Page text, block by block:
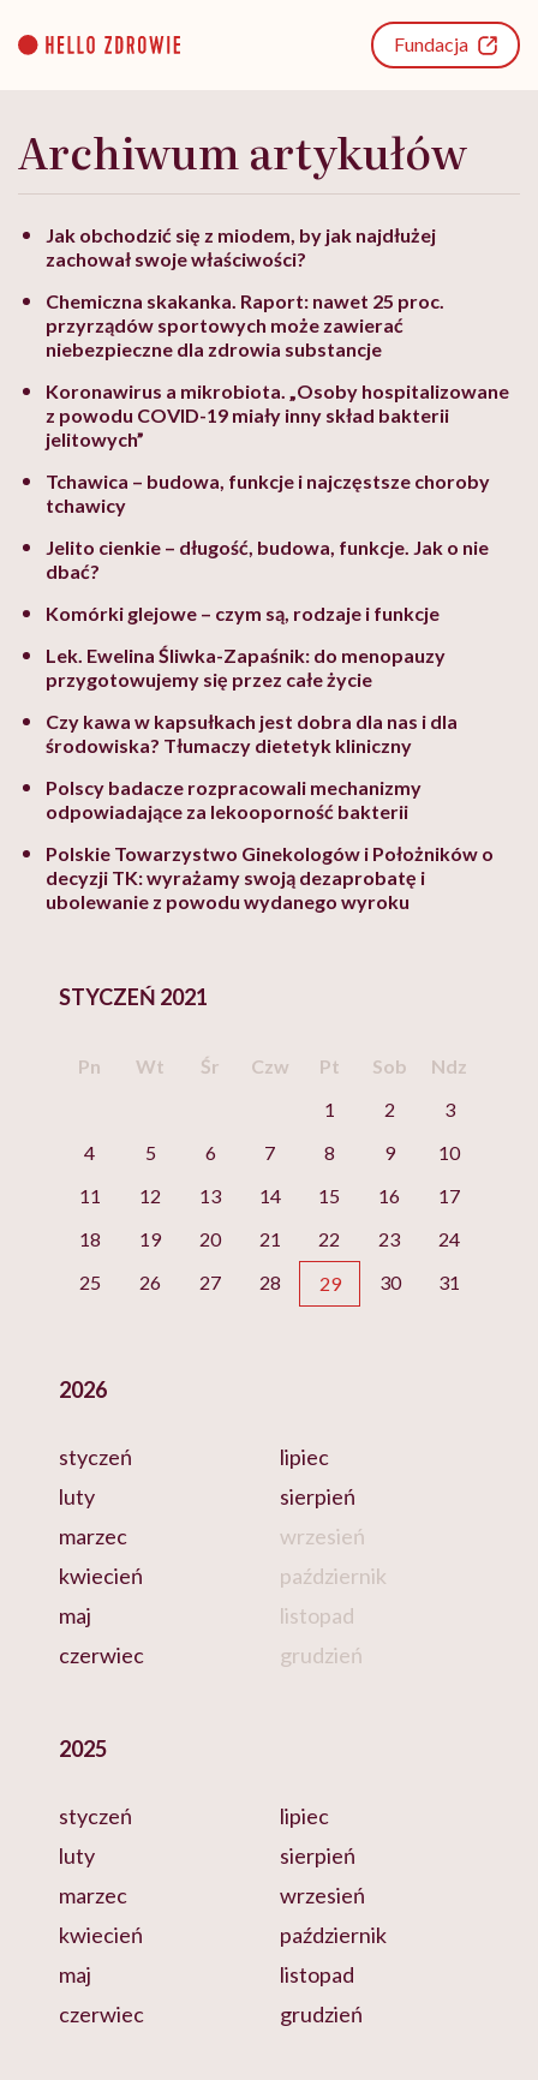
content
Fundacja
Archiwum artykułów
Jak obchodzić się z miodem, by jak najdłużej
zachował swoje właściwości?
Chemiczna skakanka. Raport: nawet 25 proc.
przyrządów sportowych może zawierać
niebezpieczne dla zdrowia substancje
Koronawirus a mikrobiota. „Osoby hospitalizowane
z powodu COVID-19 miały inny skład bakterii
jelitowych”
Tchawica – budowa, funkcje i najczęstsze choroby
tchawicy
Jelito cienkie – długość, budowa, funkcje. Jak o nie
dbać?
Komórki glejowe – czym są, rodzaje i funkcje
Lek. Ewelina Śliwka-Zapaśnik: do menopauzy
przygotowujemy się przez całe życie
Czy kawa w kapsułkach jest dobra dla nas i dla
środowiska? Tłumaczy dietetyk kliniczny
Polscy badacze rozpracowali mechanizmy
odpowiadające za lekooporność bakterii
Polskie Towarzystwo Ginekologów i Położników o
decyzji TK: wyrażamy swoją dezaprobatę i
ubolewanie z powodu wydanego wyroku
STYCZEŃ 2021
Pn Wt Śr Czw Pt Sob
Ndz
1
2
3
4
5 6 7 8 9
10
11
12 13 14 15 16
17
18
19 20 21 22 23
24
25
26 27 28 29 30 31
2026
styczeń
luty
marzec
kwiecień
maj
czerwiec
lipiec
sierpień
wrzesień
październik
listopad
grudzień
2025
styczeń
luty
marzec
kwiecień
maj
czerwiec
lipiec
sierpień
wrzesień
październik
listopad
grudzień